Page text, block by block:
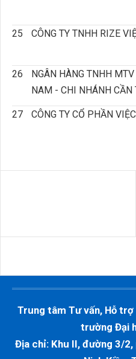
25 CÔNG TY TNHH RIZE
26
NGÂN HÀNG TNHH
NAM - CHI NHÁNH CẦN
27 CÔNG TY CỔ PHẦN
Trung tâm Tư vấn, Hỗ
trường Đại
Địa chỉ: Khu II, đường 3/2,